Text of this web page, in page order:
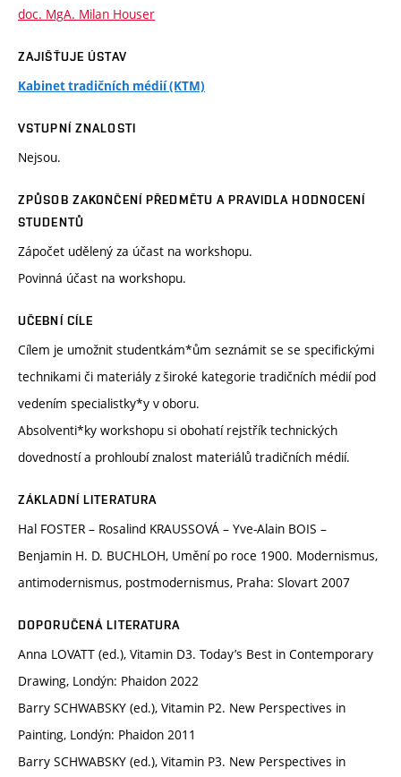
doc. MgA. Milan Houser
ZAJIŠŤUJE ÚSTAV
Kabinet tradičních médií (KTM)
VSTUPNÍ ZNALOSTI
Nejsou.
ZPŮSOB ZAKONČENÍ PŘEDMĚTU A PRAVIDLA HODNOCENÍ
STUDENTŮ
Zápočet udělený za účast na workshopu.
Povinná účast na workshopu.
UČEBNÍ CÍLE
Cílem je umožnit studentkám*ům seznámit se se specifickými
technikami či materiály z široké kategorie tradičních médií pod
vedením specialistky*y v oboru.
Absolventi*ky workshopu si obohatí rejstřík technických
dovedností a prohloubí znalost materiálů tradičních médií.
ZÁKLADNÍ LITERATURA
Hal FOSTER – Rosalind KRAUSSOVÁ – Yve-Alain BOIS –
Benjamin H. D. BUCHLOH, Umění po roce 1900. Modernismus,
antimodernismus, postmodernismus, Praha: Slovart 2007
DOPORUČENÁ LITERATURA
Anna LOVATT (ed.), Vitamin D3. Today’s Best in Contemporary
Drawing, Londýn: Phaidon 2022
Barry SCHWABSKY (ed.), Vitamin P2. New Perspectives in
Painting, Londýn: Phaidon 2011
Barry SCHWABSKY (ed.), Vitamin P3. New Perspectives in